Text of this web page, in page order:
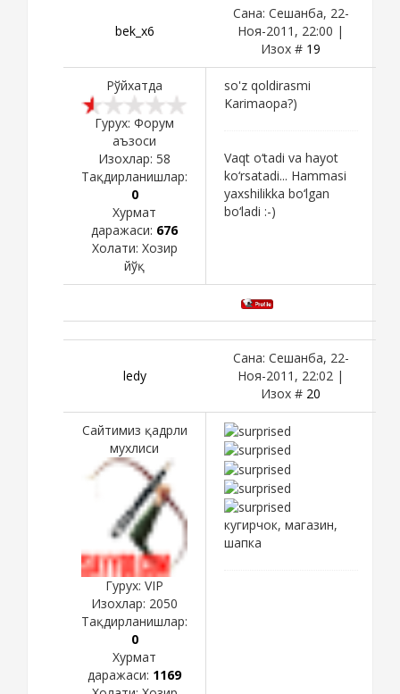
bek_x6
Сана: Сешанба, 22-
Ноя-2011, 22:00 |
Изох # 19
Рўйхатда
Гурух: Форум
аъзоси
Изохлар: 58
Тақдирланишлар:
0
Хурмат
даражаси: 676
Холати: Хозир
йўқ
so'z qoldirasmi
Karimaopa?)
Vaqt o‘tadi va hayot
ko‘rsatadi... Hammasi
yaxshilikka bo‘lgan
bo‘ladi :-)
ledy
Сана: Сешанба, 22-
Ноя-2011, 22:02 |
Изох # 20
Сайтимиз қадрли
мухлиси
Гурух: VIP
Изохлар: 2050
Тақдирланишлар:
0
Хурмат
даражаси: 1169
кугирчок, магазин,
шапка